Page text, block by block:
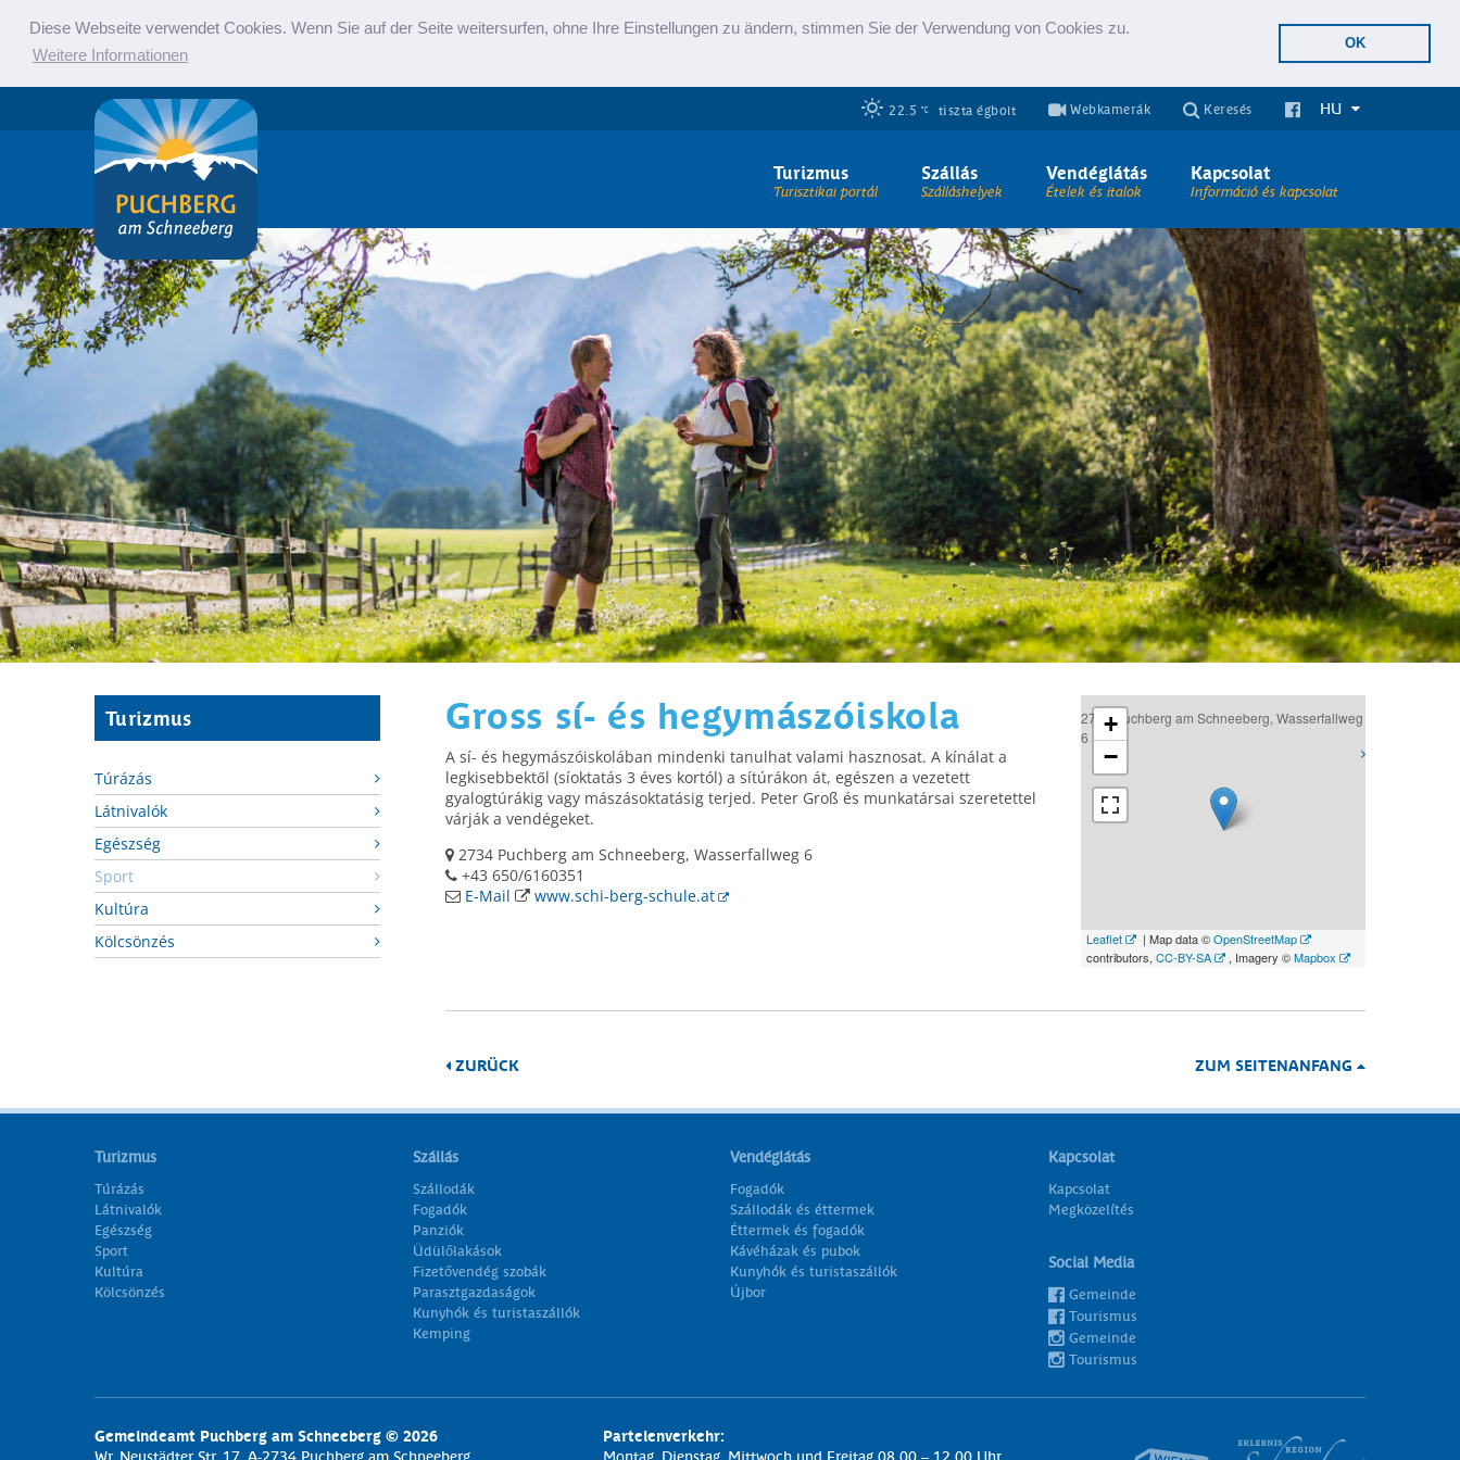
Diese Webseite verwendet Cookies. Wenn Sie auf der Seite weitersurfen, ohne Ihre Einstellungen zu ändern, stimmen Sie der Verwendung von Cookies zu.
Weitere Informationen
OK
HU
22.5 tiszta égbolt Webkamerák Keresés
Turizmus Szállás Vendéglátás Kapcsolat
Turizmus
Túrázás
Látnivalók
Egészség
Sport
Kultúra
Kölcsönzés
Gross sí- és hegymászóiskola
A sí- és hegymászóiskolában mindenki tanulhat valami hasznosat. A kínálat a
legkisebbektől (síoktatás 3 éves kortól) a sítúrákon át, egészen a vezetett
gyalogtúrákig vagy mászásoktatásig terjed. Peter Groß és munkatársai szeretettel
várják a vendégeket.
2734 Puchberg am Schneeberg, Wasserfallweg 6
+43 650/6160351
E-Mail
www.schi-berg-schule.at
2734 Puchberg am Schneeberg, Wasserfallweg
6
+
−
Leaflet | Map data ©OpenStreetMap
contributors, CC-BY-SA , Imagery ©Mapbox
ZURÜCK ZUM SEITENANFANG
Turizmus
Túrázás
Látnivalók
Egészség
Sport
Kultúra
Kölcsönzés
Szállás
Szállodák
Fogadók
Panziók
Üdülőlakások
Fizetővendég szobák
Parasztgazdaságok
Kunyhók és turistaszállók
Kemping
Vendéglátás
Fogadók
Szállodák és éttermek
Éttermek és fogadók
Kávéházak és pubok
Kunyhók és turistaszállók
Újbor
Kapcsolat
Kapcsolat
Megközelítés
Social Media
Gemeinde
Tourismus
Gemeinde
Tourismus
Gemeindeamt Puchberg am Schneeberg © 2026
Wr. Neustädter Str. 17, A-2734 Puchberg am Schneeberg
Parteienverkehr:
Montag, Dienstag, Mittwoch und Freitag 08.00 – 12.00 Uhr